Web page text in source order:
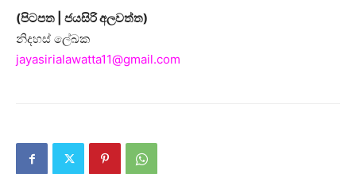
(පිටපත | ජයසිරි අලවත්ත)
නිදහස් ලේඛක
jayasirialawatta11@gmail.com